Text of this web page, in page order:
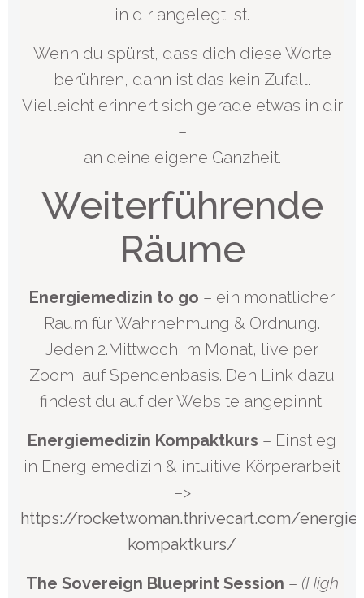
in dir angelegt ist.
Wenn du spürst, dass dich diese Worte
berühren, dann ist das kein Zufall.
Vielleicht erinnert sich gerade etwas in dir
–
an deine eigene Ganzheit.
Weiterführende
Räume
Energiemedizin to go – ein monatlicher
Raum für Wahrnehmung & Ordnung.
Jeden 2.Mittwoch im Monat, live per
Zoom, auf Spendenbasis. Den Link dazu
findest du auf der Website angepinnt.
Energiemedizin Kompaktkurs – Einstieg
in Energiemedizin & intuitive Körperarbeit
–>
https://rocketwoman.thrivecart.com/
kompaktkurs/
The Sovereign Blueprint Session – (High